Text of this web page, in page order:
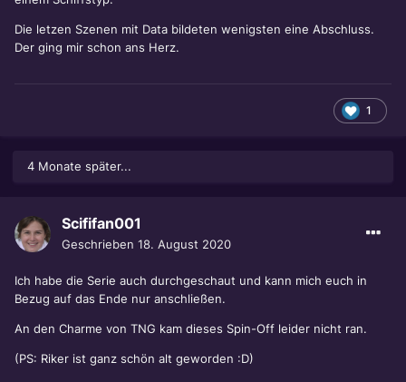
Die letzen Szenen mit Data bildeten wenigsten eine Abschluss.
Der ging mir schon ans Herz.
1
4 Monate später...
Scififan001
Geschrieben 18. August 2020
Ich habe die Serie auch durchgeschaut und kann mich euch in
Bezug auf das Ende nur anschließen.
An den Charme von TNG kam dieses Spin-Off leider nicht ran.
(PS: Riker ist ganz schön alt geworden :D)